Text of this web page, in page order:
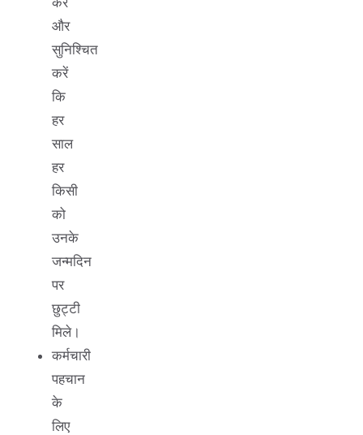
और
सुनिश्चित
करें
कि
हर
साल
हर
किसी
को
उनके
जन्मदिन
पर
छुट्टी
मिले।
कर्मचारी
पहचान
के
लिए